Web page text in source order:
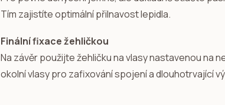
Tím zajistíte optimální přilnavost lepidla.
Finální fixace žehličkou
Na závěr použijte žehličku na vlasy nastavenou na
okolní vlasy pro zafixování spojení a dlouhotrvající